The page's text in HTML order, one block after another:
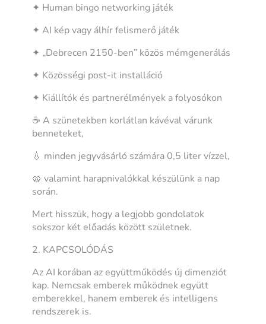
✦ Human bingo networking játék
✦ AI kép vagy álhír felismerő játék
✦ „Debrecen 2150-ben” közös mémgenerálás
✦ Közösségi post-it installáció
✦ Kiállítók és partnerélmények a folyosókon
☕ A szünetekben korlátlan kávéval várunk
benneteket,
💧 minden jegyvásárló számára 0,5 liter vízzel,
🥨 valamint harapnivalókkal készülünk a nap
során.
Mert hisszük, hogy a legjobb gondolatok
sokszor két előadás között születnek.
2. KAPCSOLÓDÁS
Az AI korában az együttműködés új dimenziót
kap. Nemcsak emberek működnek együtt
emberekkel, hanem emberek és intelligens
rendszerek is.